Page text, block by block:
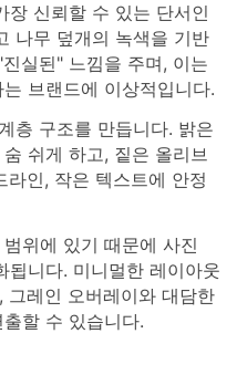
장 신뢰할 수 있는 단서인
나무 덮개의 녹색을 기반
실된" 느낌을 주며, 이는
브랜드에 이상적입니다.
층 구조를 만듭니다. 밝은
쉬게 하고, 짙은 올리브
인, 작은 텍스트에 안정
위에 있기 때문에 사진
됩니다. 미니멀한 레이아웃
그레인 오버레이와 대담한
할 수 있습니다.